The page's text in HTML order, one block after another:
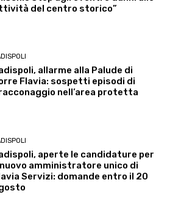
del centro storico”
allarme alla Palude di
Flavia: sospetti episodi di
nell’area protetta
aperte le candidature per
amministratore unico di
Servizi: domande entro il 20